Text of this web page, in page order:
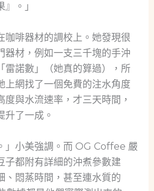
。」
咖啡器材的調校上。她發現很
器材，例如一支三千塊的手沖
雷諾數」（她真的算過），所
上網找了一個免費的注水角度
與水流速率，才三天時間，
升了一成。
」小美強調。而 OG Coffee 嚴
子都附有詳細的沖煮參數建
、悶蒸時間，甚至連水質的